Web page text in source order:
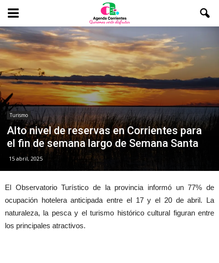
Turismo
Alto nivel de reservas en Corrientes para
el fin de semana largo de Semana Santa
15 abril, 2025
El Observatorio Turístico de la provincia informó un 77% de
ocupación hotelera anticipada entre el 17 y el 20 de abril. La
naturaleza, la pesca y el turismo histórico cultural figuran entre
los principales atractivos.